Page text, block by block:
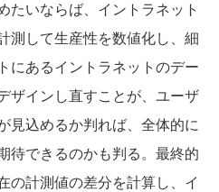
たいならば、イントラネット
測して生産性を数値化し、細
にあるイントラネットのデー
ザインし直すことが、ユーザ
見込めるか判れば、全体的に
待できるのかも判る。最終的
の計測値の差分を計算し、イ